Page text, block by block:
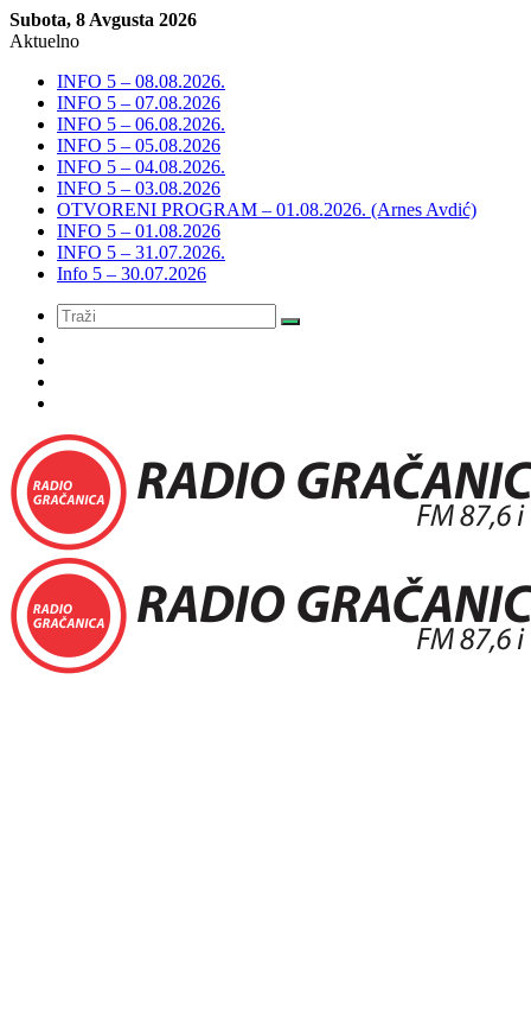
Subota, 8 Avgusta 2026
Aktuelno
INFO 5 – 08.08.2026.
INFO 5 – 07.08.2026
INFO 5 – 06.08.2026.
INFO 5 – 05.08.2026
INFO 5 – 04.08.2026.
INFO 5 – 03.08.2026
OTVORENI PROGRAM – 01.08.2026. (Arnes Avdić)
INFO 5 – 01.08.2026
INFO 5 – 31.07.2026.
Info 5 – 30.07.2026
Meni